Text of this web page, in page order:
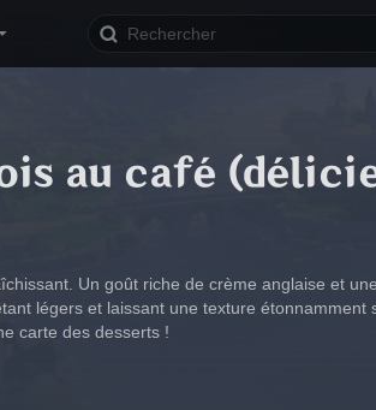
au café
Un goût riche de crème anglaise et
légers et laissant une texture
carte des desserts !